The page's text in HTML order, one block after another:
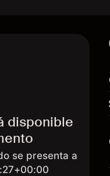
disponible
se presenta a